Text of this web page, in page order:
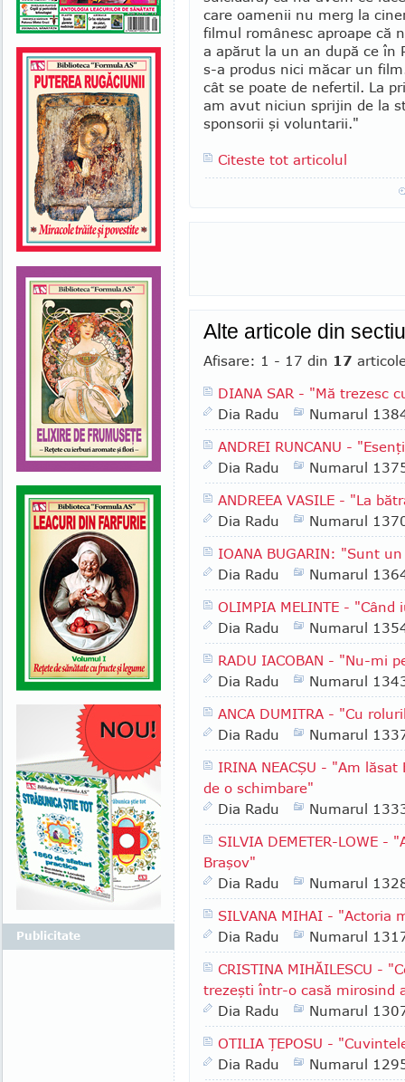
care oamenii nu merg la
filmul românesc aproape că
a apărut la un an după ce în
s-a produs nici măcar un
cât se poate de nefertil. La
am avut niciun sprijin de la
sponsorii şi voluntarii."
Citeste tot articolul
Alte articole din
Afisare: 1 - 17 din 17
DIANA SAR - "Mă trezesc
Dia Radu
Numarul
ANDREI RUNCANU -
Dia Radu
Numarul
ANDREEA VASILE - "La
Dia Radu
Numarul
IOANA BUGARIN: "Sunt
Dia Radu
Numarul
OLIMPIA MELINTE -
Dia Radu
Numarul
RADU IACOBAN - "Nu-mi
Dia Radu
Numarul
ANCA DUMITRA - "Cu
Dia Radu
Numarul
IRINA NEACŞU - "Am
de o schimbare"
Dia Radu
Numarul
SILVIA DEMETER-LOWE
Braşov"
Dia Radu
Numarul
SILVANA MIHAI - "Actoria
Dia Radu
Numarul
CRISTINA MIHĂILESCU -
trezeşti într-o casă mirosind
Dia Radu
Numarul
OTILIA ŢEPOSU -
Dia Radu
Numarul
Publicitate